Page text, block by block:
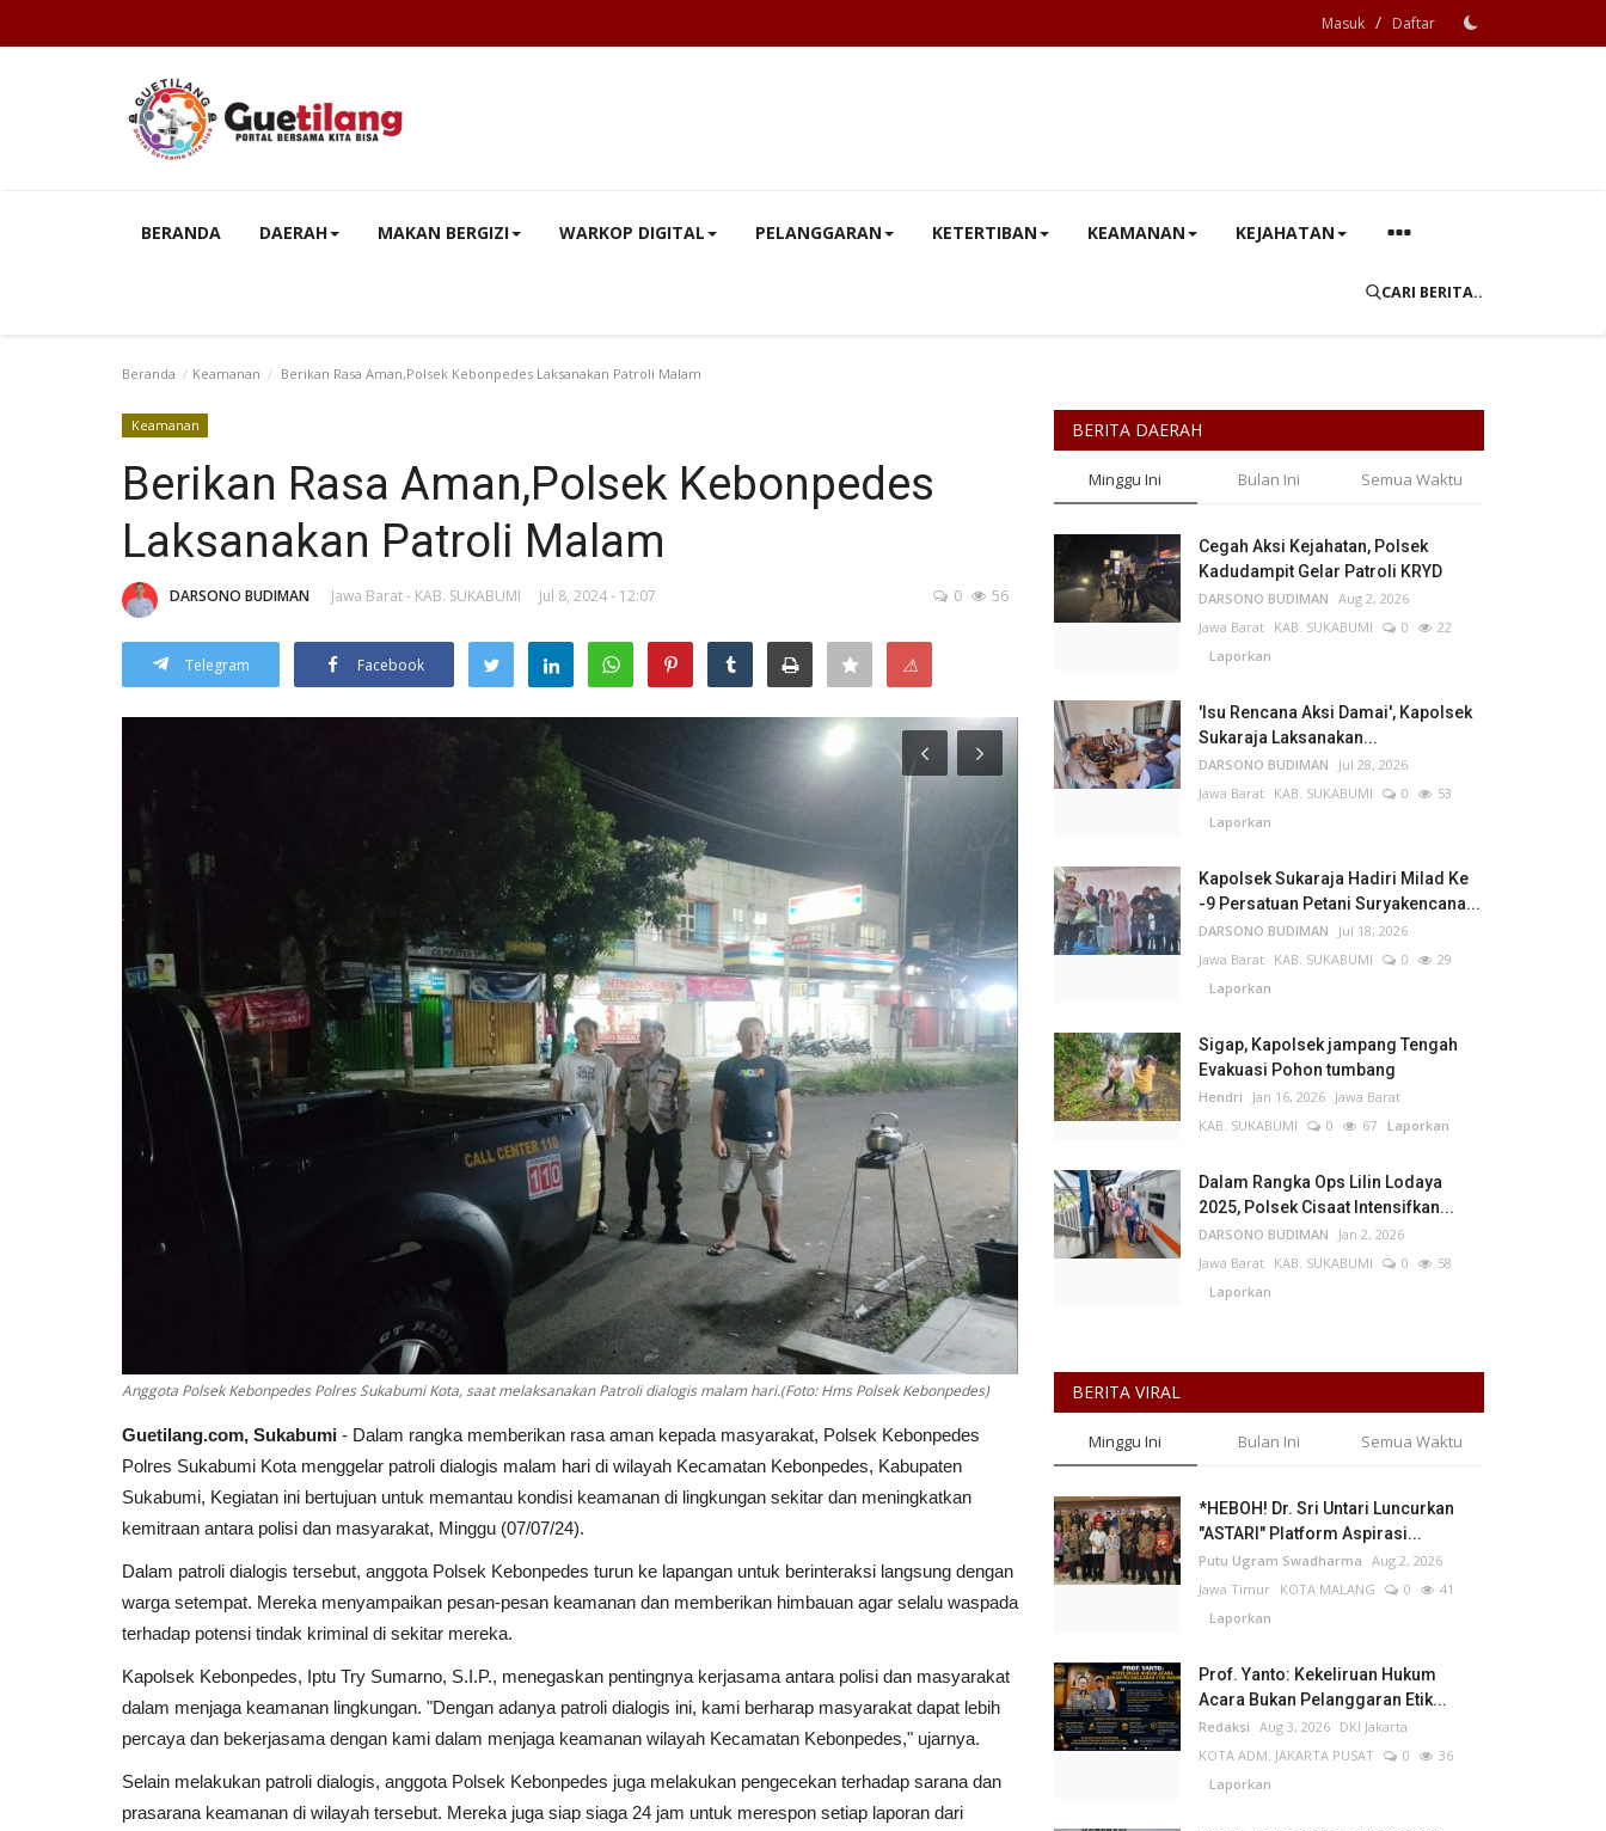
Masuk / Daftar
BERANDA DAERAH MAKAN BERGIZI WARKOP DIGITAL PELANGGARAN KETERTIBAN KEAMANAN KEJAHATAN
CARI BERITA..
Beranda Keamanan Berikan Rasa Aman,Polsek Kebonpedes Laksanakan Patroli Malam
Keamanan
Berikan Rasa Aman,Polsek Kebonpedes
Laksanakan Patroli Malam
DARSONO BUDIMAN Jawa Barat - KAB. SUKABUMI Jul 8, 2024 - 12:07 0 56
Telegram Facebook ⚠
Anggota Polsek Kebonpedes Polres Sukabumi Kota, saat melaksanakan Patroli dialogis malam hari.(Foto: Hms Polsek Kebonpedes)
Guetilang.com, Sukabumi - Dalam rangka memberikan rasa aman kepada masyarakat, Polsek Kebonpedes
Polres Sukabumi Kota menggelar patroli dialogis malam hari di wilayah Kecamatan Kebonpedes, Kabupaten
Sukabumi, Kegiatan ini bertujuan untuk memantau kondisi keamanan di lingkungan sekitar dan meningkatkan
kemitraan antara polisi dan masyarakat, Minggu (07/07/24).
Dalam patroli dialogis tersebut, anggota Polsek Kebonpedes turun ke lapangan untuk berinteraksi langsung dengan
warga setempat. Mereka menyampaikan pesan-pesan keamanan dan memberikan himbauan agar selalu waspada
terhadap potensi tindak kriminal di sekitar mereka.
Kapolsek Kebonpedes, Iptu Try Sumarno, S.I.P., menegaskan pentingnya kerjasama antara polisi dan masyarakat
dalam menjaga keamanan lingkungan. "Dengan adanya patroli dialogis ini, kami berharap masyarakat dapat lebih
percaya dan bekerjasama dengan kami dalam menjaga keamanan wilayah Kecamatan Kebonpedes," ujarnya.
Selain melakukan patroli dialogis, anggota Polsek Kebonpedes juga melakukan pengecekan terhadap sarana dan
prasarana keamanan di wilayah tersebut. Mereka juga siap siaga 24 jam untuk merespon setiap laporan dari
BERITA DAERAH
Minggu Ini Bulan Ini Semua Waktu
Cegah Aksi Kejahatan, Polsek
Kadudampit Gelar Patroli KRYD
DARSONO BUDIMAN Aug 2, 2026
Jawa Barat KAB. SUKABUMI 0
22
Laporkan
'Isu Rencana Aksi Damai', Kapolsek
Sukaraja Laksanakan...
DARSONO BUDIMAN
Jul 28, 2026
Jawa Barat KAB. SUKABUMI 0
53
Laporkan
Kapolsek Sukaraja Hadiri Milad Ke
-9 Persatuan Petani Suryakencana...
DARSONO BUDIMAN
Jul 18, 2026
Jawa Barat KAB. SUKABUMI 0
29
Laporkan
Sigap, Kapolsek jampang Tengah
Evakuasi Pohon tumbang
Hendri Jan 16, 2026 Jawa Barat
KAB. SUKABUMI
0 67 Laporkan
Dalam Rangka Ops Lilin Lodaya
2025, Polsek Cisaat Intensifkan...
DARSONO BUDIMAN
Jan 2, 2026
Jawa Barat KAB. SUKABUMI 0
58
Laporkan
BERITA VIRAL
Minggu Ini Bulan Ini Semua Waktu
*HEBOH! Dr. Sri Untari Luncurkan
"ASTARI" Platform Aspirasi...
Putu Ugram Swadharma Aug 2, 2026
Jawa Timur KOTA MALANG 0
41
Laporkan
Prof. Yanto: Kekeliruan Hukum
Acara Bukan Pelanggaran Etik...
Redaksi Aug 3, 2026 DKI Jakarta
KOTA ADM. JAKARTA PUSAT
0
36
Laporkan